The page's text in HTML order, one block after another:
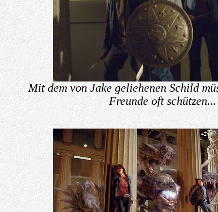
Mit dem von Jake geliehenen Schild
Freunde oft schützen...